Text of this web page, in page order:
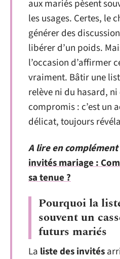
aux mariés pèsent
les usages. Certes, le
générer des
libérer d’un poids.
l’occasion d’affirmer
vraiment. Bâtir une
relève ni du hasard, ni
compromis : c’est un
délicat, toujours
A lire en
invités mariage :
sa tenue ?
Pourquoi la
souvent un
futurs mariés
La liste des invités